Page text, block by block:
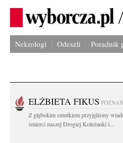
Nekrologi Odeszli Poradnik
ELŻBIETA FIKUS POZNAŃ
Z głębokim smutkiem przyjęliśmy
śmierci naszej Drogiej Koleżanki i...